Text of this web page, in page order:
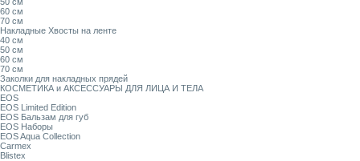
60 см
70 см
Накладные Хвосты на ленте
40 см
50 см
60 см
70 см
Заколки для накладных прядей
КОСМЕТИКА и АКСЕССУАРЫ ДЛЯ ЛИЦА И ТЕЛА
EOS
EOS Limited Edition
EOS Бальзам для губ
EOS Наборы
EOS Aqua Collection
Carmex
Blistex